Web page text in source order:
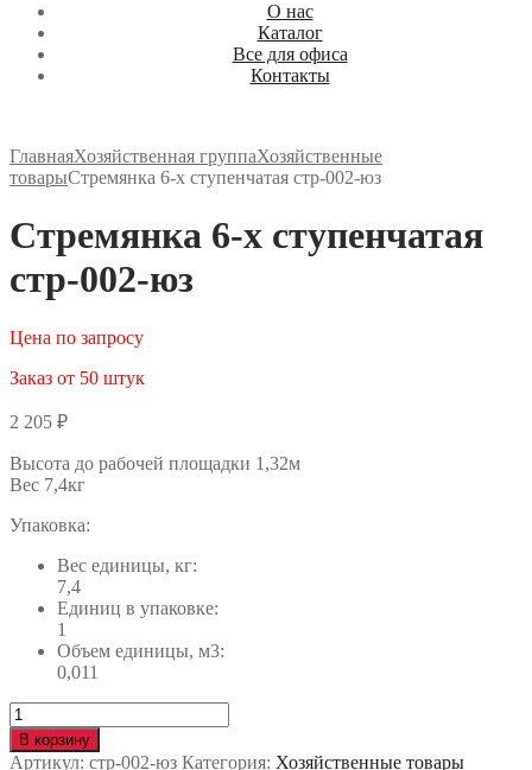
О нас
Каталог
Все для офиса
Контакты
ГлавнаяХозяйственная группаХозяйственные
товарыСтремянка 6-х ступенчатая стр-002-юз
Стремянка 6-х ступенчатая
стр-002-юз
Цена по запросу
Заказ от 50 штук
2 205 ₽
Высота до рабочей площадки 1,32м
Вес 7,4кг
Упаковка:
Вес единицы, кг:
7,4
Единиц в упаковке:
1
Объем единицы, м3:
0,011
Количество
Стремянка
6-
В корзину
Артикул: стр-002-юз Категория: Хозяйственные товары